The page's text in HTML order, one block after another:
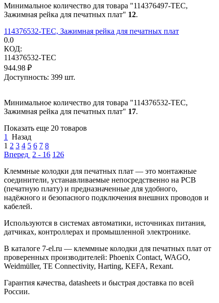
Минимальное количество для товара "114376497-TEC,
Зажимная рейка для печатных плат" 12.
114376532-TEC, Зажимная рейка для печатных плат
0.0
КОД:
114376532-TEC
944.98 ₽
Доступность: 399 шт.
Минимальное количество для товара "114376532-TEC,
Зажимная рейка для печатных плат" 17.
Показать еще 20 товаров
1
Назад
1 2 3 4 5 6 7 8
Вперед 2 - 16 126
Клеммные колодки для печатных плат — это монтажные
соединители, устанавливаемые непосредственно на PCB
(печатную плату) и предназначенные для удобного,
надёжного и безопасного подключения внешних проводов и
кабелей.
Используются в системах автоматики, источниках питания,
датчиках, контроллерах и промышленной электронике.
В каталоге 7-el.ru — клеммные колодки для печатных плат от
проверенных производителей: Phoenix Contact, WAGO,
Weidmüller, TE Connectivity, Harting, KEFA, Rexant.
Гарантия качества, datasheets и быстрая доставка по всей
России.